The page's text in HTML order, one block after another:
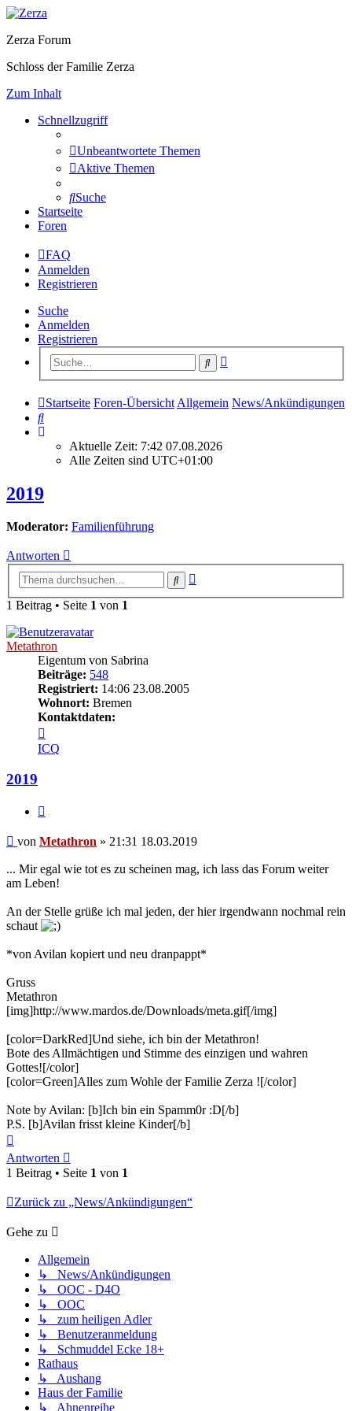
Zerza Forum
Schloss der Familie Zerza
Zum Inhalt
Schnellzugriff
Unbeantwortete Themen
Aktive Themen
Suche
Startseite
Foren
FAQ
Anmelden
Registrieren
Suche
Anmelden
Registrieren
Suche
Startseite Foren-Übersicht Allgemein News/Ankündigungen
Suche
Aktuelle Zeit: 7:42 07.08.2026
Alle Zeiten sind UTC+01:00
2019
Moderator: Familienführung
Antworten
Suche
1 Beitrag • Seite 1 von 1
Metathron
Eigentum von Sabrina
Beiträge: 548
Registriert: 14:06 23.08.2005
Wohnort: Bremen
Kontaktdaten:
von
Metathron
ICQ
2019
Beitrag
von Metathron » 21:31 18.03.2019
... Mir egal wie tot es zu scheinen mag, ich lass das Forum weiter
am Leben!
An der Stelle grüße ich mal jeden, der hier irgendwann nochmal rein
schaut
*von Avilan kopiert und neu dranpappt*
Gruss
Metathron
[img]http://www.mardos.de/Downloads/meta.gif[/img]
[color=DarkRed]Und siehe, ich bin der Metathron!
Bote des Allmächtigen und Stimme des einzigen und wahren
Gottes![/color]
[color=Green]Alles zum Wohle der Familie Zerza ![/color]
Note by Avilan: [b]Ich bin ein Spamm0r :D[/b]
P.S. [b]Avilan frisst kleine Kinder[/b]
oben
Antworten
1 Beitrag • Seite 1 von 1
Zurück zu „News/Ankündigungen“
Gehe zu
Allgemein
↳ News/Ankündigungen
↳ OOC - D4O
↳ OOC
↳ zum heiligen Adler
↳ Benutzeranmeldung
↳ Schmuddel Ecke 18+
Rathaus
↳ Aushang
Haus der Familie
↳ Ahnenreihe